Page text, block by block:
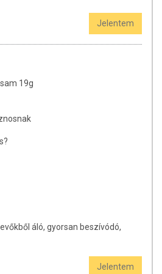
Jelentem
19g
áló, gyorsan beszívódó,
Jelentem